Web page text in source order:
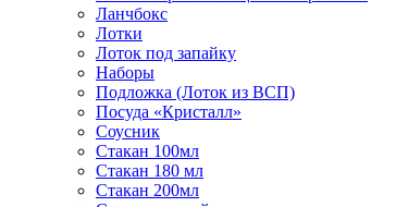
Ланчбокс
Лотки
Лоток под запайку
Наборы
Подложка (Лоток из ВСП)
Посуда «Кристалл»
Соусник
Стакан 100мл
Стакан 180 мл
Стакан 200мл